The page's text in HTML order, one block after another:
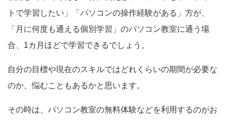
トで学習したい」「パソコンの操作経験がある」方が、
「月に何度も通える個別学習」のパソコン教室に通う場
合、1カ月ほどで学習できるでしょう。
自分の目標や現在のスキルではどれくらいの期間が必要な
のか、悩むこともあるかと思います。
その時は、パソコン教室の無料体験などを利用するのがお